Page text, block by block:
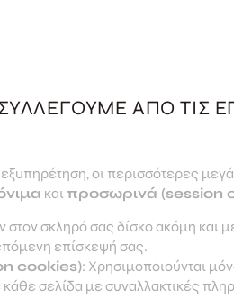
ΑΠΌ ΤΙΣ
οι περισσότερες
και προσωρινά (session
στον σκληρό σας δίσκο ακόμη και
επίσκεψή σας.
cookies): Χρησιμοποιούνται
σελίδα με συναλλακτικές